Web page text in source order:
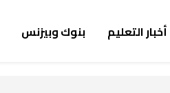
أخبار التعليم بنوك وبيزنس